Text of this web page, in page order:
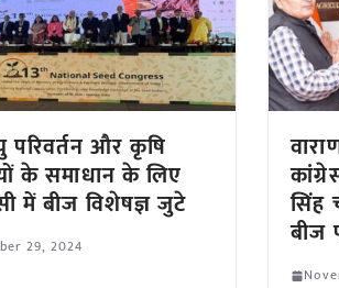
और कृषि
के समाधान के लिए
में बीज विशेषज्ञ जुटे
29, 2024
सिंह